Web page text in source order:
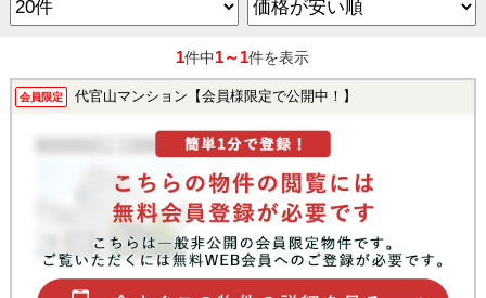
スタッフ紹介
お客様の声
1件中1～1件を表示
会員限定 代官山マンション【会員様限定で公開中！】